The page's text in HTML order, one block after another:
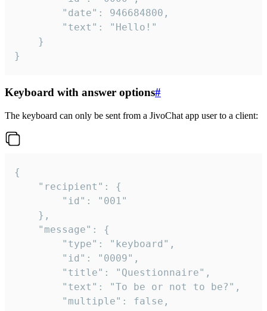
}
Keyboard with answer options#
The keyboard can only be sent from a JivoChat app user to a client:
{